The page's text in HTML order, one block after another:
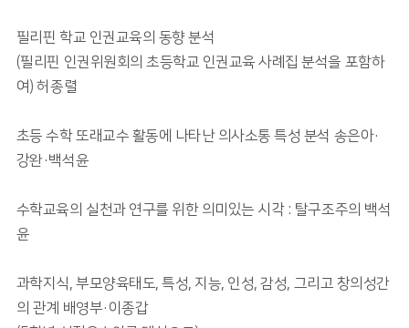
필리핀 학교 인권교육의 동향 분석
(필리핀 인권위원회의 초등학교 인권교육 사례집 분석을 포함하
여) 허종렬
초등 수학 또래교수 활동에 나타난 의사소통 특성 분석 송은아·
강완·백석윤
수학교육의 실천과 연구를 위한 의미있는 시각 : 탈구조주의 백석
윤
과학지식, 부모양육태도, 특성, 지능, 인성, 감성, 그리고 창의성간
의 관계 배영부·이종갑